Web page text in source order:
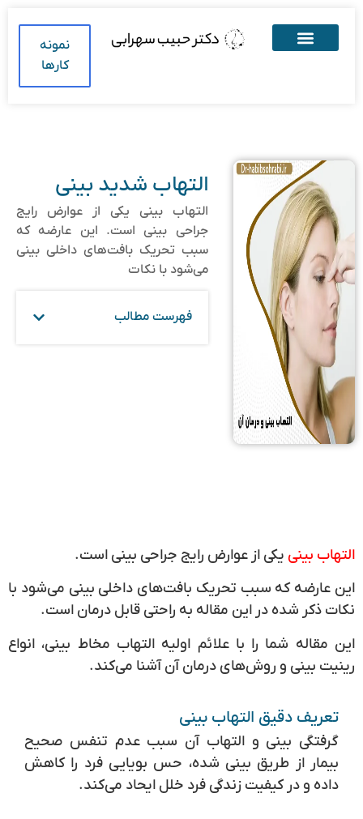
نمونه
کارها
التهاب شدید بینی
التهاب بینی یکی از عوارض رایج
جراحی بینی است. این عارضه که
سبب تحریک بافت‌های داخلی بینی
می‌شود با نکات
فهرست مطالب
التهاب بینییکی از عوارض رایج جراحی بینی است.
این عارضه که سبب تحریک بافت‌های داخلی بینی می‌شود با
نکات ذکر شده در این مقاله به راحتی قابل درمان است.
این مقاله شما را با علائم اولیه التهاب مخاط بینی، انواع
رینیت بینی و روش‌های درمان آن آشنا می‌کند.
تعریف دقیق التهاب بینی
گرفتگی بینی و التهاب آن سبب عدم تنفس صحیح
بیمار از طریق بینی شده، حس بویایی فرد را کاهش
داده و در کیفیت زندگی فرد خلل ایحاد می‌کند.